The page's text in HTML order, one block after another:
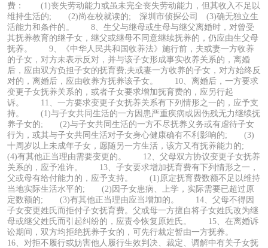
费： (1)丧失劳动能力或虽未完全丧失劳动能力，但其收入不足以
维持生活的; (2)尚在校就读的; 深圳市侦探公司 (3)确无独立生
活能力和条件的。 8、生父与继母或生母与继父离婚时，对曾受
其抚养教育的继子女，继父或继母不同意继续抚养的，仍应由生父母
抚养。 9、《中华人民共和国收养法》施行前，夫或妻一方收养
的子女，对方未表示反对，并与该子女形成事实收养关系的，离婚
后，应由双方负担子女的抚育费;夫或妻一方收养的子女，对方始终反
对的，离婚后，应由收养方抚养该子女。 10、离婚后，一方要求
变更子女抚养关系的，或者子女要求增加抚育费的，应另行起
诉。 11、一方要求变更子女抚养关系有下列情形之一的，应予支
持。 (1)与子女共同生活的一方因患严重疾病或因伤残无力继续抚
养子女的; (2)与子女共同生活的一方不尽抚养义务或有虐待子女
行为，或其与子女共同生活对子女身心健康确有不利影响的; (3)
十周岁以上未成年子女，愿随另一方生活，该方又有抚养能力的;
(4)有其他正当理由需要变更的。 12、父母双方协议变更子女抚养
关系的，应予准许。 13、子女要求增加抚育费有下列情形之一，
父或母有给付能力的，应予支持。 (1)原定抚育费数额不足以维持
当地实际生活水平的; (2)因子女患病、上学，实际需要已超过原
定数额的; (3)有其他正当理由应当增加的。 14、父母不得因
子女变更姓氏而拒付子女抚育费。父或母一方擅自将子女姓氏改为继
母或继父姓氏而引起纠纷的，应责令恢复原姓氏。 15、在离婚诉
讼期间，双方均拒绝抚养子女的，可先行裁定暂由一方抚养。
16、对拒不履行或妨害他人履行生效判决、裁定、调解中有关子女抚